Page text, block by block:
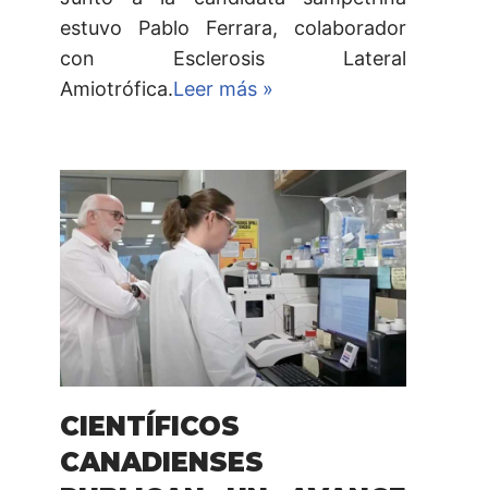
estuvo Pablo Ferrara, colaborador
con Esclerosis Lateral
Amiotrófica.Leer más »
CIENTÍFICOS
CANADIENSES